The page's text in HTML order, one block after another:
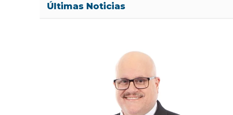
Últimas Noticias